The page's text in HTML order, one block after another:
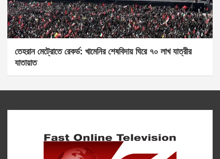
তেহরান মেট্রোতে রেকর্ড: খামেনির শেষবিদায় ঘিরে ৭০ লাখ যাত্রীর
যাতায়াত